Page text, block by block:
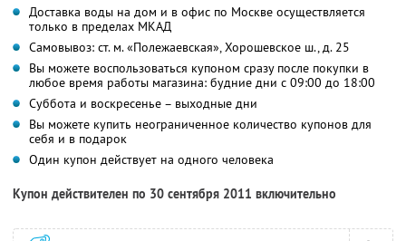
Доставка воды на дом и в офис по Москве осуществляется
только в пределах МКАД
Самовывоз: ст. м. «Полежаевская», Хорошевское ш., д. 25
Вы можете воспользоваться купоном сразу после покупки в
любое время работы магазина: будние дни с 09:00 до 18:00
Суббота и воскресенье – выходные дни
Вы можете купить неограниченное количество купонов для
себя и в подарок
Один купон действует на одного человека
Купон действителен по 30 сентября 2011 включительно